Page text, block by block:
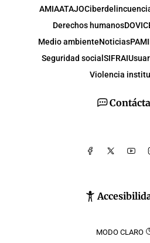
MODO CLARO
AMIAATAJO
Derechos humanosDOVIC
Medio ambienteNoticiasPAMI
Seguridad social SIFRAI
Violencia